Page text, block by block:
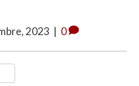
2023 | 0